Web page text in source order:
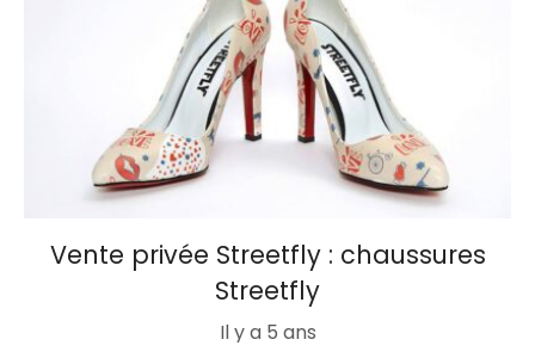
Vente privée Streetfly : chaussures
Streetfly
Il y a 5 ans